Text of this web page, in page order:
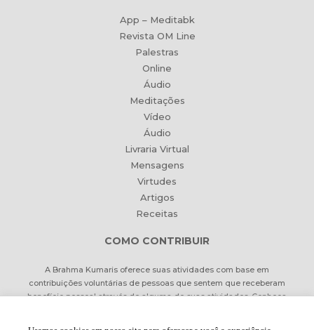
App – Meditabk
Revista OM Line
Palestras
Online
Áudio
Meditações
Vídeo
Áudio
Livraria Virtual
Mensagens
Virtudes
Artigos
Receitas
COMO CONTRIBUIR
A Brahma Kumaris oferece suas atividades com base em
contribuições voluntárias de pessoas que sentem que receberam
benefício pessoal através de alguma de suas atividades. Conheça